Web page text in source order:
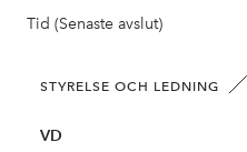
Tid (Senaste avslut)
STYRELSE OCH LEDNING
VD